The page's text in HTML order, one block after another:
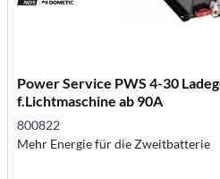
Power Service PWS 4-30
f.Lichtmaschine ab 90A
800822
Mehr Energie für die Zweitbatterie